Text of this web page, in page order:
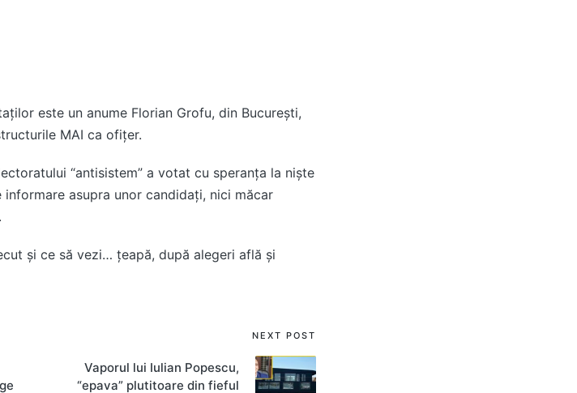
este un anume Florian Grofu, din București,
MAI ca ofițer.
“antisistem” a votat cu speranța la niște
asupra unor candidați, nici măcar
și ce să vezi… țeapă, după alegeri află și
NEXT POST
Vaporul lui Iulian Popescu,
“epava” plutitoare din fieful